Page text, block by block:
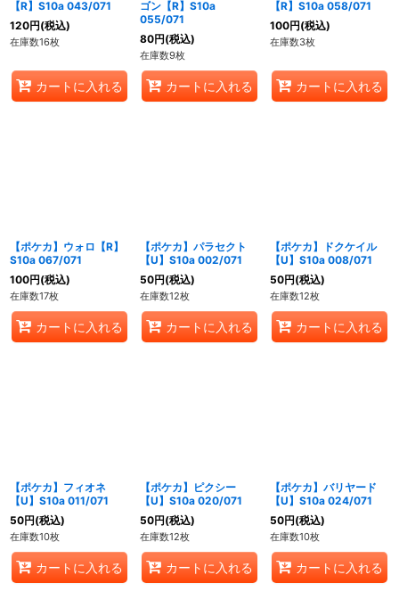
【R】S10a 043/071
120円(税込)
在庫数16枚
カートに入れる
ゴン【R】S10a
055/071
80円(税込)
在庫数9枚
カートに入れる
【R】S10a 058/071
100円(税込)
在庫数3枚
カートに入れる
【ポケカ】ウォロ【R】
S10a 067/071
100円(税込)
在庫数17枚
カートに入れる
【ポケカ】パラセクト
【U】S10a 002/071
50円(税込)
在庫数12枚
カートに入れる
【ポケカ】ドクケイル
【U】S10a 008/071
50円(税込)
在庫数12枚
カートに入れる
【ポケカ】フィオネ
【U】S10a 011/071
50円(税込)
在庫数10枚
カートに入れる
【ポケカ】ピクシー
【U】S10a 020/071
50円(税込)
在庫数12枚
カートに入れる
【ポケカ】バリヤード
【U】S10a 024/071
50円(税込)
在庫数10枚
カートに入れる